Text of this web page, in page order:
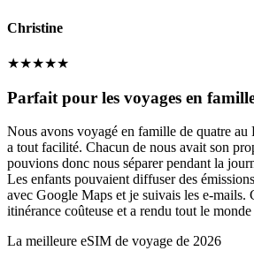
Christine
★★★★★
Parfait pour les voyages en
Nous avons voyagé en famille de quatre
a tout facilité. Chacun de nous avait son
pouvions donc nous séparer pendant la
Les enfants pouvaient diffuser des
avec Google Maps et je suivais les e-mails.
itinérance coûteuse et a rendu tout le
La meilleure eSIM de voyage de 2026